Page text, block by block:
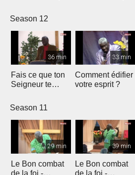
Season 12
36 min
Fais ce que ton
Seigneur te
33 min
Comment édifier
votre esprit ?
Season 11
29 min
Le Bon combat
39 min
Le Bon combat